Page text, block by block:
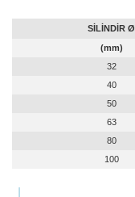
SİLİNDİR Ø
(mm)
32
40
50
63
80
100